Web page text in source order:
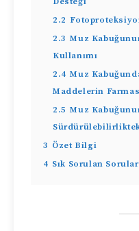
2.2
2.3 Muz
Kullanımı
2.4 Muz
Maddelerin
2.5 Muz
3 Özet Bilgi
4 Sık Sorulan Sorular